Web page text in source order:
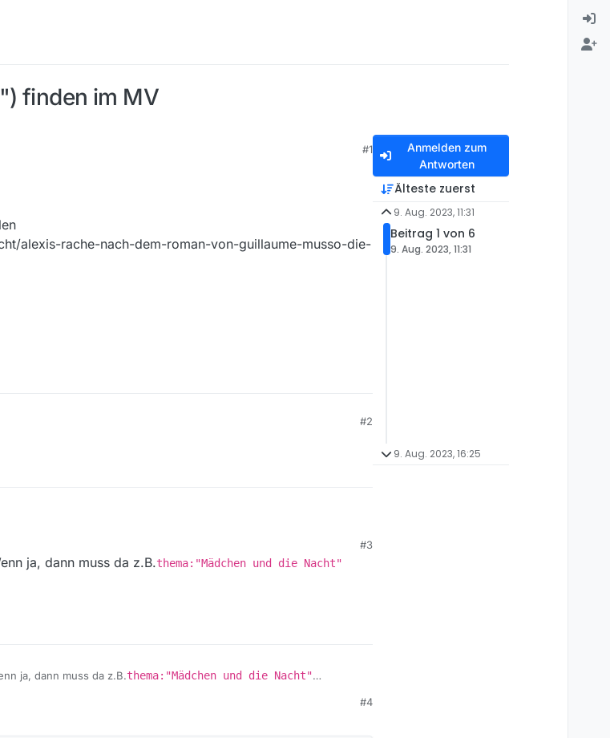
finden im MV
#1
alexis-rache-nach-dem-roman-von-guillaume-musso-die-
#2
nacht/alexis-rache-nach-dem-roman-von-guillaume-musso-die-
#3
ja, dann muss da z.B.thema:"Mädchen und die Nacht"
ja, dann muss da z.B.thema:"Mädchen und die Nacht"
#4
Anmelden zum
Antworten
Älteste zuerst
9. Aug. 2023, 11:31
Beitrag 1 von 6
9. Aug. 2023, 11:31
9. Aug. 2023, 16:25